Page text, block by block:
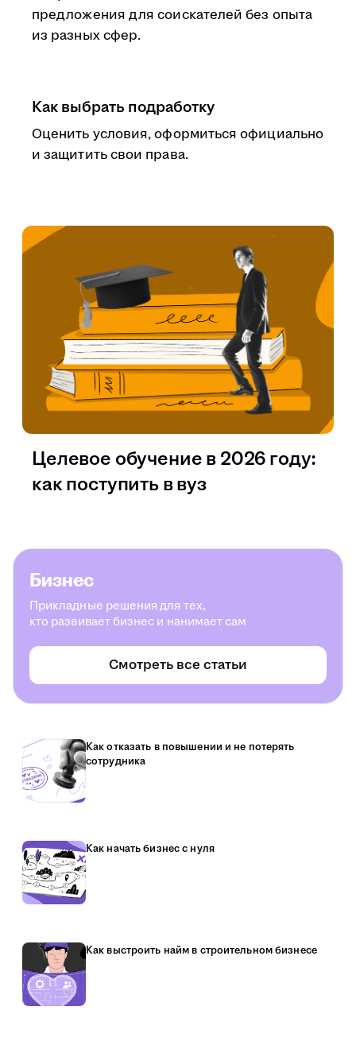
предложения для соискателей без опыта
из разных сфер.
Как выбрать подработку
Оценить условия, оформиться официально
и защитить свои права.
Целевое обучение в 2026 году:
как поступить в вуз
Бизнес
Прикладные решения для тех,
кто развивает бизнес и нанимает сам
Смотреть все статьи
Как отказать в повышении и не потерять
сотрудника
Как начать бизнес с нуля
Как выстроить найм в строительном бизнесе